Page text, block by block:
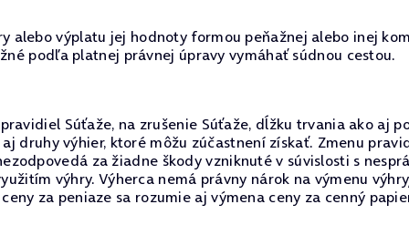
alebo výplatu jej hodnoty formou peňažnej alebo inej
podľa platnej právnej úpravy vymáhať súdnou cestou.
Súťaže, na zrušenie Súťaže, dĺžku trvania ako aj
druhy výhier, ktoré môžu zúčastnení získať. Zmenu
za žiadne škody vzniknuté v súvislosti s
výhry. Výherca nemá právny nárok na výmenu
za peniaze sa rozumie aj výmena ceny za cenný